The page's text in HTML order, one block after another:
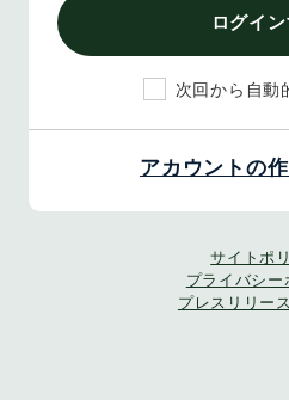
ログイ
次回から自動
アカウントの作
サイトポ
プライバシー
プレスリリー